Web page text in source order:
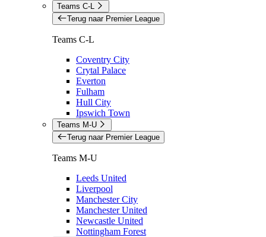
Teams C-L
Terug naar Premier League
Teams C-L
Coventry City
Crytal Palace
Everton
Fulham
Hull City
Ipswich Town
Teams M-U
Terug naar Premier League
Teams M-U
Leeds United
Liverpool
Manchester City
Manchester United
Newcastle United
Nottingham Forest